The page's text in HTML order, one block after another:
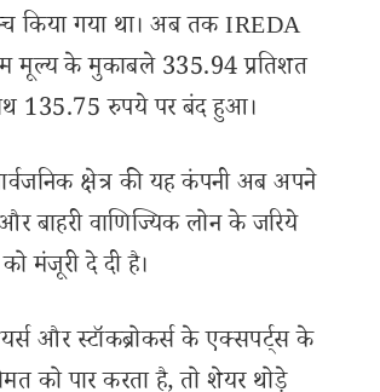
किया गया था। अब तक IREDA
मूल्य के मुकाबले 335.94 प्रतिशत
135.75 रुपये पर बंद हुआ।
क्षेत्र की यह कंपनी अब अपने
बाहरी वाणिज्यिक लोन के जरिये
मंजूरी दे दी है।
और स्टॉकब्रोकर्स के एक्सपर्ट्स के